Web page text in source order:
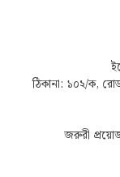
ঠিকানা: ১০২/ক,
জরুরী